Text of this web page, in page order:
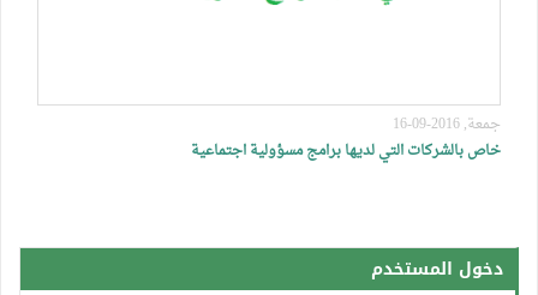
جمعة, 2016-09-16
خاص بالشركات التي لديها برامج مسؤولية اجتماعية
دخول المستخدم